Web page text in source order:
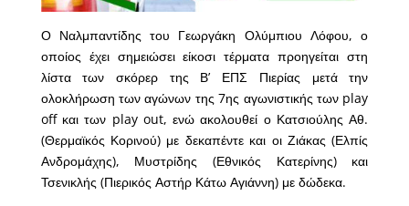
Ο Ναλμπαντίδης του Γεωργάκη Ολύμπιου Λόφου, ο
οποίος έχει σημειώσει είκοσι τέρματα προηγείται στη
λίστα των σκόρερ της Β’ ΕΠΣ Πιερίας μετά την
ολοκλήρωση των αγώνων της 7ης αγωνιστικής των play
off και των play out, ενώ ακολουθεί ο Κατσιούλης Αθ.
(Θερμαϊκός Κορινού) με δεκαπέντε και οι Ζιάκας (Ελπίς
Ανδρομάχης), Μυστρίδης (Εθνικός Κατερίνης) και
Τσενικλής (Πιερικός Αστήρ Κάτω Αγιάννη) με δώδεκα.